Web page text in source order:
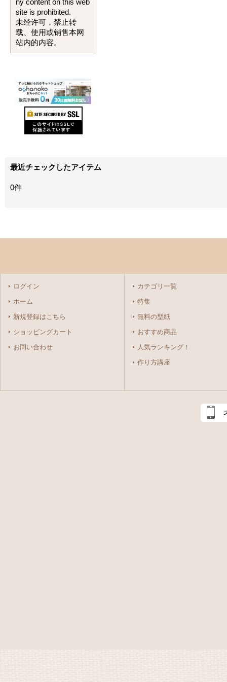
ny content on this web
site is prohibited.
未经许可，禁止转
载、使用或销售本网
站内的内容。
最近チェックしたアイテム
0件
ログイン
ホーム
新規登録はこちら
ショッピングカート
お問い合わせ
カテゴリ一覧
特集
無料の型紙
おすすめ商品
人気ランキング！
作り方講座